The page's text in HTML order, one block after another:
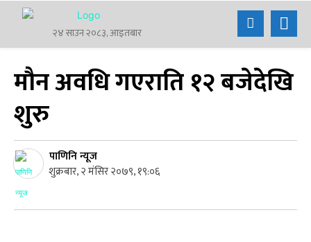
२४ साउन २०८३, आइतबार
मौन अवधि गएराति १२ बजेदेखि
शुरु
पाणिनि न्यूज
शुक्रबार, २ मंसिर २०७९, १९:०६